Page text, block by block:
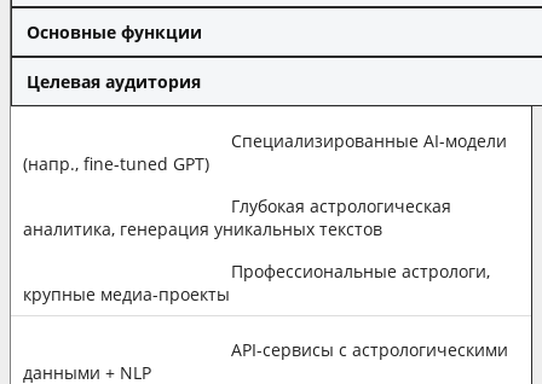
Основные функции
Целевая аудитория
Специализированные AI-модели
(напр., fine-tuned GPT)
Глубокая астрологическая
аналитика, генерация уникальных текстов
Профессиональные астрологи,
крупные медиа-проекты
API-сервисы с астрологическими
данными + NLP